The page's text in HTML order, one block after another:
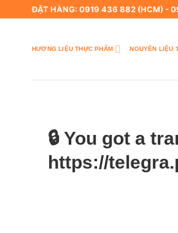
ĐẶT HÀNG: 0919 436 882 (HCM) -
HƯƠNG LIỆU THỰC PHẨM NGUYÊN LIỆU
🔒 You got a
https://